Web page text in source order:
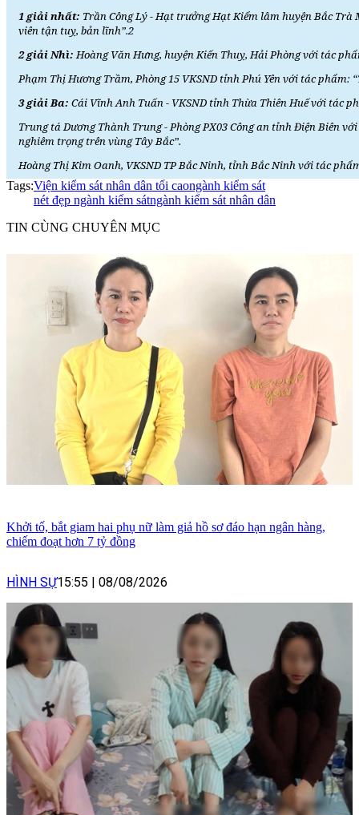
1 giải nhất: Trần Công Lý - Hạt trưởng Hạt Kiểm lâm huyện Bắc
viên tận tuỵ, bản lĩnh”.2
2 giải Nhì:Hoàng Văn Hưng, huyện Kiến Thuỵ, Hải Phòng với tác
Phạm Thị Hương Trầm, Phòng 15 VKSND tỉnh Phú Yên với tác phẩm:
3 giải Ba: Cái Vĩnh Anh Tuấn - VKSND tỉnh Thừa Thiên Huế với tác
Trung tá Dương Thành Trung - Phòng PX03 Công an tỉnh Điện Biên
nghiêm trọng trên vùng Tây Bắc”.
Hoàng Thị Kim Oanh, VKSND TP Bắc Ninh, tỉnh Bắc Ninh với tác
Tags:Viện kiểm sát nhân dân tối caongành kiểm sát
nét đẹp ngành kiểm sátngành kiểm sát nhân dân
TIN CÙNG CHUYÊN MỤC
Khởi tố, bắt giam hai phụ nữ làm giả hồ sơ đáo hạn ngân hàng,
chiếm đoạt hơn 7 tỷ đồng
HÌNH SỰ15:55 | 08/08/2026